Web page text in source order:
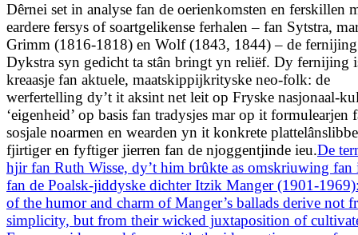
Dêrnei set in analyse fan de oerienkomsten en ferskillen
eardere fersys of soartgelikense ferhalen – fan Sytstra,
Grimm (1816-1818) en Wolf (1843, 1844) – de
Dykstra syn gedicht ta stân bringt yn reliëf. Dy fernijing
kreaasje fan aktuele, maatskippijkrityske neo-folk: de
werfertelling dy’t it aksint net leit op Fryske nasjonaal-
‘eigenheid’ op basis fan tradysjes mar op it formulearjen
sosjale noarmen en wearden yn it konkrete
fjirtiger en fyftiger jierren fan de njoggentjinde ieu.De
hjir fan Ruth Wisse, dy’t him brûkte as omskriuwing
fan de Poalsk-jiddyske dichter Itzik Manger (1901-
of the humor and charm of Manger’s ballads derive not
simplicity, but from their wicked juxtaposition of